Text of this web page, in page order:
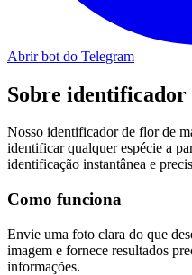
Abrir bot do Telegram
Sobre identificador
Nosso identificador de flor de
identificar qualquer espécie a
identificação instantânea e
Como funciona
Envie uma foto clara do que
imagem e fornece resultados
informações.